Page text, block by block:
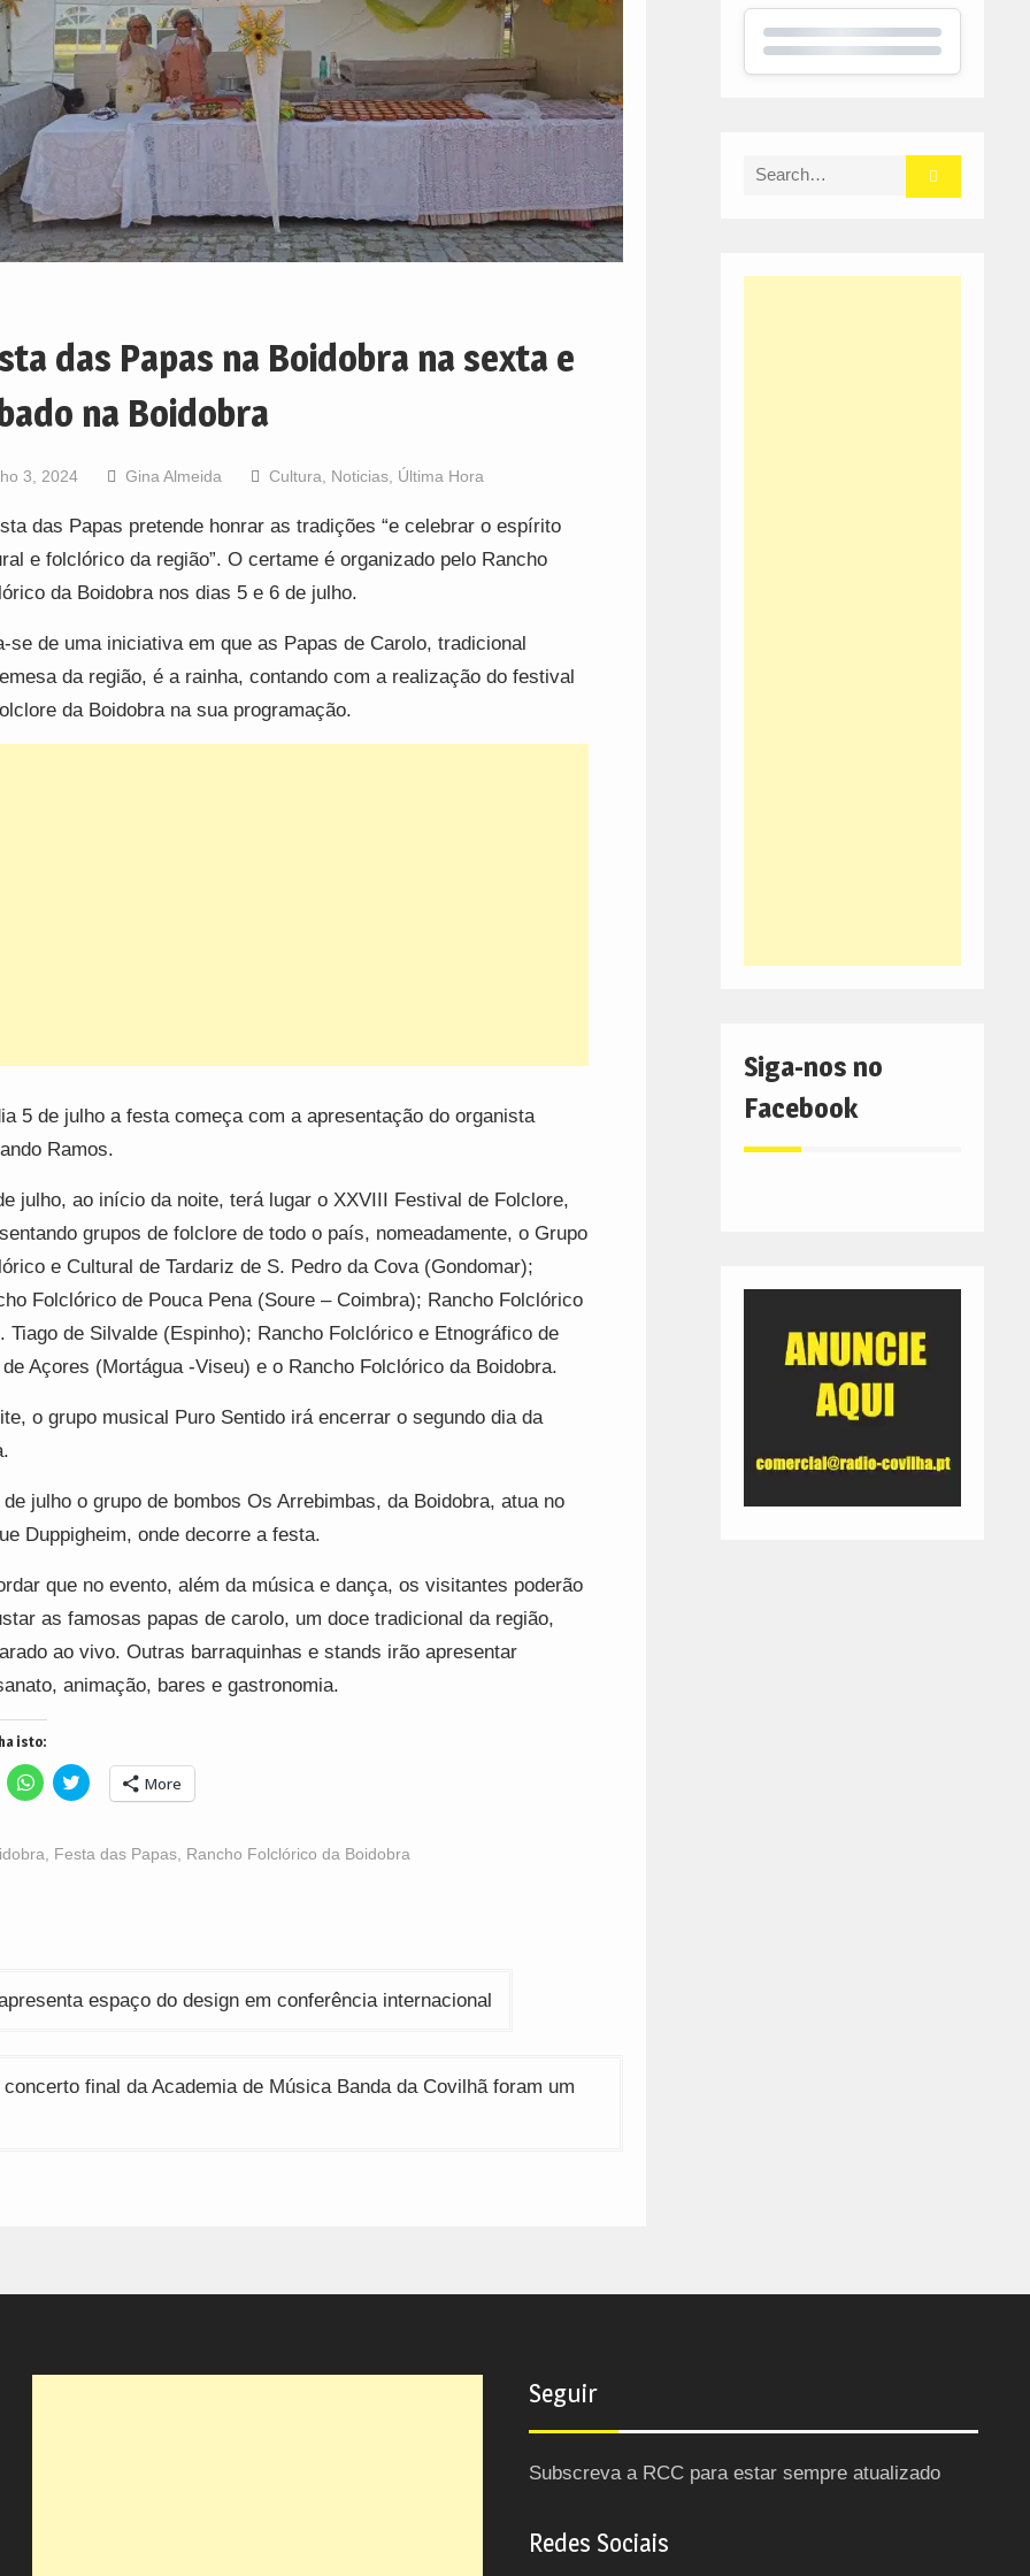
das Papas na Boidobra na sexta e
na Boidobra
3, 2024 Gina Almeida Cultura Noticias, Última Hora
das Papas pretende honrar as tradições “e celebrar o espírito
e folclórico da região”. O certame é organizado pelo Rancho
da Boidobra nos dias 5 e 6 de julho.
se de uma iniciativa em que as Papas de Carolo, tradicional
da região, é a rainha, contando com a realização do festival
da Boidobra na sua programação.
5 de julho a festa começa com a apresentação do organista
Ramos.
julho, ao início da noite, terá lugar o XXVIII Festival de Folclore,
grupos de folclore de todo o país, nomeadamente, o Grupo
e Cultural de Tardariz de S. Pedro da Cova (Gondomar);
Folclórico de Pouca Pena (Soure – Coimbra); Rancho Folclórico
Tiago de Silvalde (Espinho); Rancho Folclórico e Etnográfico de
de Açores (Mortágua -Viseu) e o Rancho Folclórico da Boidobra.
o grupo musical Puro Sentido irá encerrar o segundo dia da
de julho o grupo de bombos Os Arrebimbas, da Boidobra, atua no
Duppigheim, onde decorre a festa.
que no evento, além da música e dança, os visitantes poderão
as famosas papas de carolo, um doce tradicional da região,
ao vivo. Outras barraquinhas e stands irão apresentar
animação, bares e gastronomia.
isto:
Click
to
(Opens
in
Click
to
share
(Opens
More
Festa das Papas, Rancho Folclórico da Boidobra
espaço do design em conferência internacional
final da Academia de Música Banda da Covilhã foram um
Search
Siga-nos no
Facebook
Seguir
Subscreva a RCC para estar sempre atualizado
Redes Sociais